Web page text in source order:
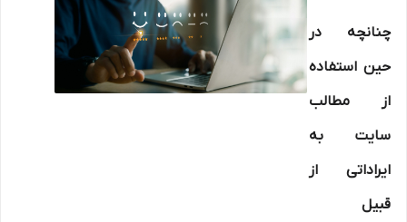
چنانچه در
حین استفاده
از مطالب
سایت به
ایراداتی از
قبیل